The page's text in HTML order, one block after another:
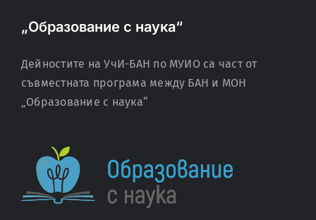
„Образование с наука“
Дейностите на УчИ-БАН по МУИО са част от
съвместната програма между БАН и МОН
„Образование с наука“